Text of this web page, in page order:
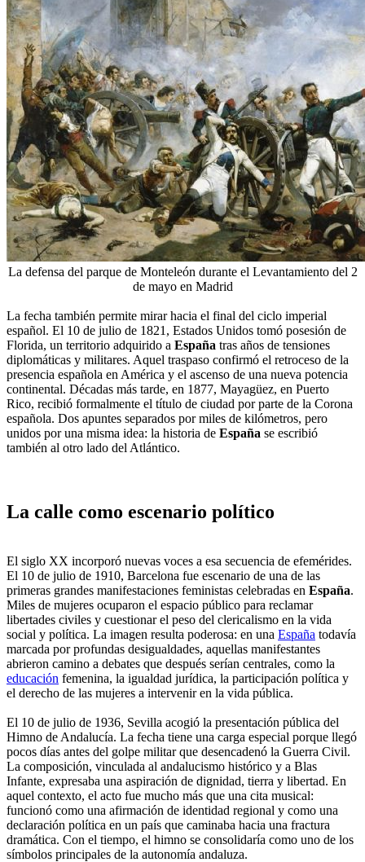
La defensa del parque de Monteleón durante el Levantamiento del 2
de mayo en Madrid
La fecha también permite mirar hacia el final del ciclo imperial
español. El 10 de julio de 1821, Estados Unidos tomó posesión de
Florida, un territorio adquirido a España tras años de tensiones
diplomáticas y militares. Aquel traspaso confirmó el retroceso de la
presencia española en América y el ascenso de una nueva potencia
continental. Décadas más tarde, en 1877, Mayagüez, en Puerto
Rico, recibió formalmente el título de ciudad por parte de la Corona
española. Dos apuntes separados por miles de kilómetros, pero
unidos por una misma idea: la historia de España se escribió
también al otro lado del Atlántico.
La calle como escenario político
El siglo XX incorporó nuevas voces a esa secuencia de efemérides.
El 10 de julio de 1910, Barcelona fue escenario de una de las
primeras grandes manifestaciones feministas celebradas en España.
Miles de mujeres ocuparon el espacio público para reclamar
libertades civiles y cuestionar el peso del clericalismo en la vida
social y política. La imagen resulta poderosa: en una España todavía
marcada por profundas desigualdades, aquellas manifestantes
abrieron camino a debates que después serían centrales, como la
educación femenina, la igualdad jurídica, la participación política y
el derecho de las mujeres a intervenir en la vida pública.
El 10 de julio de 1936, Sevilla acogió la presentación pública del
Himno de Andalucía. La fecha tiene una carga especial porque llegó
pocos días antes del golpe militar que desencadenó la Guerra Civil.
La composición, vinculada al andalucismo histórico y a Blas
Infante, expresaba una aspiración de dignidad, tierra y libertad. En
aquel contexto, el acto fue mucho más que una cita musical:
funcionó como una afirmación de identidad regional y como una
declaración política en un país que caminaba hacia una fractura
dramática. Con el tiempo, el himno se consolidaría como uno de los
símbolos principales de la autonomía andaluza.